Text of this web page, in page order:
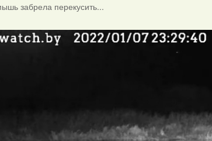
забрела перекусить...